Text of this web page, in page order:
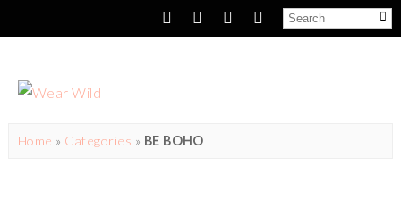
Home » Categories » BE BOHO